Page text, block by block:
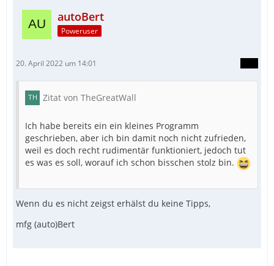
autoBert
Poweruser
20. April 2022 um 14:01
Zitat von TheGreatWall
Ich habe bereits ein ein kleines Programm
geschrieben, aber ich bin damit noch nicht zufrieden,
weil es doch recht rudimentär funktioniert, jedoch tut
es was es soll, worauf ich schon bisschen stolz bin.
Wenn du es nicht zeigst erhälst du keine Tipps,
mfg (auto)Bert